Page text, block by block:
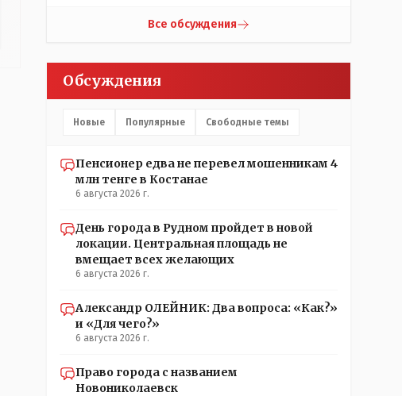
латыни - Бизантинум. Потом он стал
Все обсуждения
Обсуждения
Новые Популярные Свободные темы
Пенсионер едва не перевел мошенникам 4
млн тенге в Костанае
6 августа 2026 г.
День города в Рудном пройдет в новой
локации. Центральная площадь не
вмещает всех желающих
6 августа 2026 г.
Александр ОЛЕЙНИК: Два вопроса: «Как?»
и «Для чего?»
6 августа 2026 г.
Право города с названием
Новониколаевск